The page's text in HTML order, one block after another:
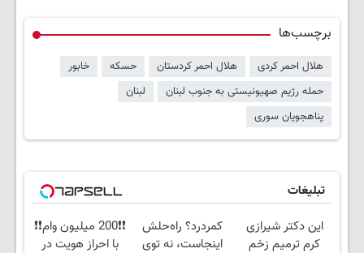
برچسب‌ها
هلال احمر کردی هلال احمر کردستان حسکه
خابور
حمله رژیم صهیونیستی به جنوب لبنان
لبنان
پناهجویان سوری
تبلیغات
این دکتر شیرازی
کرم ترمیم زخم
کمردرد؟ راه‌حلش
اینجاست، نه توی
❗❗200 میلیون وام❗❗
با احراز هویت در